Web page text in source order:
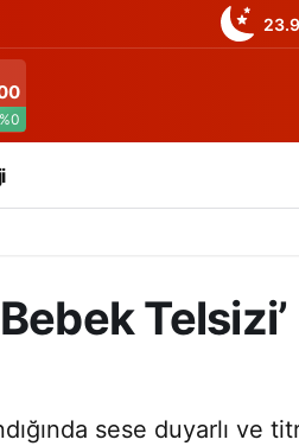
%0
Telsizi’
sese duyarlı ve